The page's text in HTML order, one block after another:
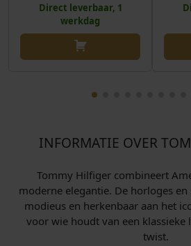
Direct leverbaar, 1
werkdag
INFORMATIE OVER
Tommy Hilfiger combineert
moderne elegantie. De horloges
modieus en herkenbaar aan het
voor wie houdt van een klassieke
twist.